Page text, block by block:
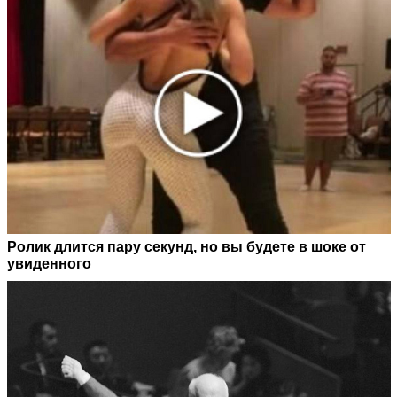
Ролик длится пару секунд, но вы будете в шоке от
увиденного